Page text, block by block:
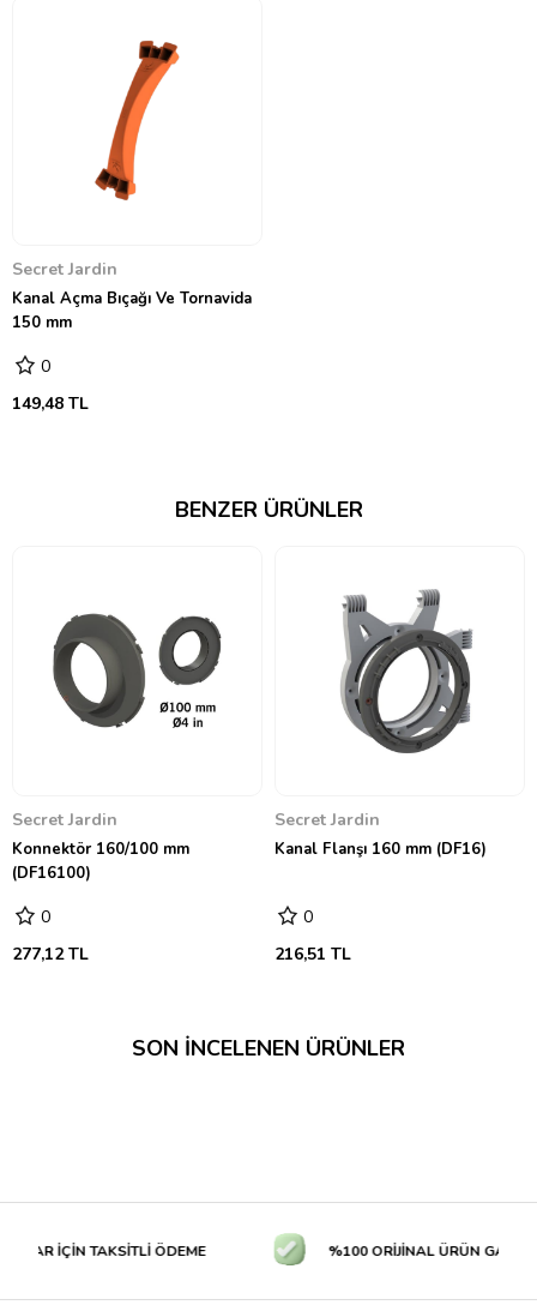
Secret Jardin
Kanal Açma Bıçağı Ve Tornavida
150 mm
0
149,48 TL
BENZER ÜRÜNLER
Secret Jardin
Konnektör 160/100 mm
(DF16100)
0
277,12 TL
Secret Jardin
Kanal Flanşı 160 mm (DF16)
0
216,51 TL
SON İNCELENEN ÜRÜNLER
İÇİN TAKSİTLİ ÖDEME %100 ORİJİNAL ÜRÜN